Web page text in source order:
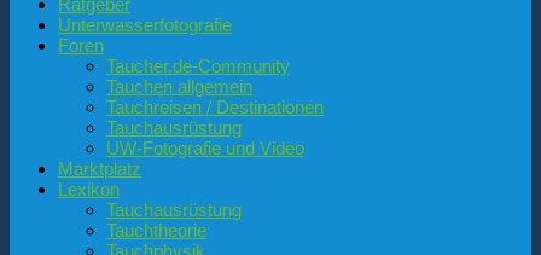
Ratgeber
Unterwasserfotografie
Foren
Taucher.de-Community
Tauchen allgemein
Tauchreisen / Destinationen
Tauchausrüstung
UW-Fotografie und Video
Marktplatz
Lexikon
Tauchausrüstung
Tauchtheorie